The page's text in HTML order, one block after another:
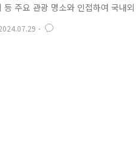
주요 관광 명소와 인접하여 국내
는 다양한 상업시설과 오피스가 밀
최우선으로 하고 있습니다.또한 경